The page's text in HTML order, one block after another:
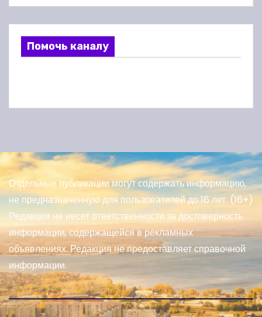
Помочь каналу
Отдельные публикации могут содержать информацию,
не предназначенную для пользователей до 16 лет. (16+)
Редакция не несет ответственности за достоверность
информации, содержащейся в рекламных
объявлениях. Редакция не предоставляет справочной
информации.